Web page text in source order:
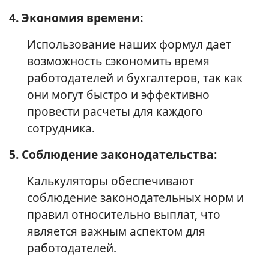
4. Экономия времени:
Использование наших формул дает
возможность сэкономить время
работодателей и бухгалтеров, так как
они могут быстро и эффективно
провести расчеты для каждого
сотрудника.
5. Соблюдение законодательства:
Калькуляторы обеспечивают
соблюдение законодательных норм и
правил относительно выплат, что
является важным аспектом для
работодателей.